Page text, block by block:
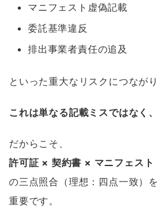
マニフェスト虚偽記載
委託基準違反
排出事業者責任の追及
といった重大なリスクにつながり
これは単なる記載ミスではなく
だからこそ、
許可証 × 契約書 × マニフェスト
の三点照合（理想：四点一致）
重要です。